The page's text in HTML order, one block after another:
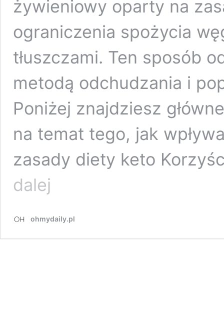
żywieniowy oparty na
ograniczenia spożycia
tłuszczami. Ten sposób
metodą odchudzania i
Poniżej znajdziesz
na temat tego, jak
zasady diety keto
dalej
czym
ohmydaily.pl